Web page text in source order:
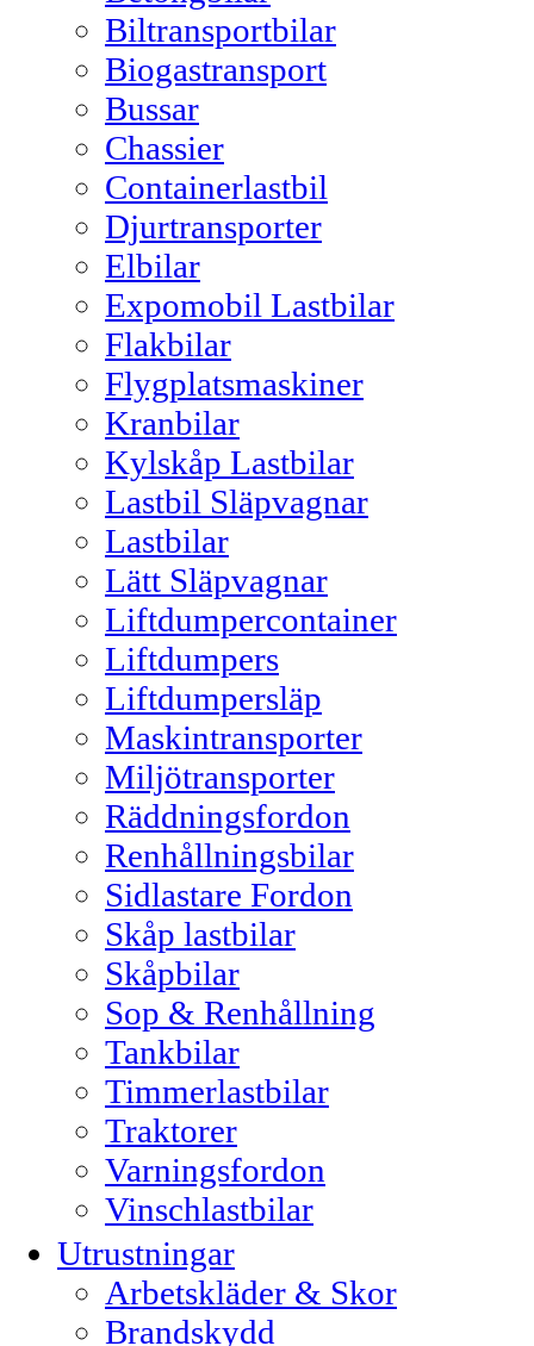
Biltransportbilar
Biogastransport
Bussar
Chassier
Containerlastbil
Djurtransporter
Elbilar
Expomobil Lastbilar
Flakbilar
Flygplatsmaskiner
Kranbilar
Kylskåp Lastbilar
Lastbil Släpvagnar
Lastbilar
Lätt Släpvagnar
Liftdumpercontainer
Liftdumpers
Liftdumpersläp
Maskintransporter
Miljötransporter
Räddningsfordon
Renhållningsbilar
Sidlastare Fordon
Skåp lastbilar
Skåpbilar
Sop & Renhållning
Tankbilar
Timmerlastbilar
Traktorer
Varningsfordon
Vinschlastbilar
Utrustningar
Arbetskläder & Skor
Brandskydd